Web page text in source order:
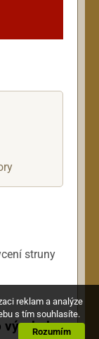
struny
výrobek,
reklam a analýze
s tím souhlasíte.
Rozumím